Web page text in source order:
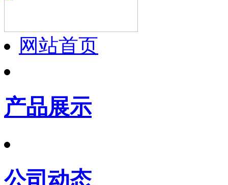
网站首页
产品展示
公司动态